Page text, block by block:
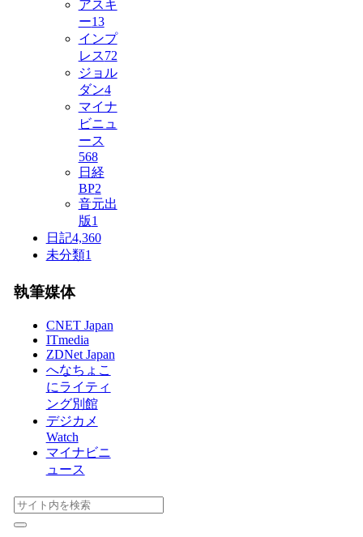
アスキ
ー13
インプ
レス72
ジョル
ダン4
マイナ
ビニュ
ース
568
日経
BP2
音元出
版1
日記4,360
未分類1
執筆媒体
CNET Japan
ITmedia
ZDNet Japan
へなちょこ
にライティ
ング別館
デジカメ
Watch
マイナビニ
ュース